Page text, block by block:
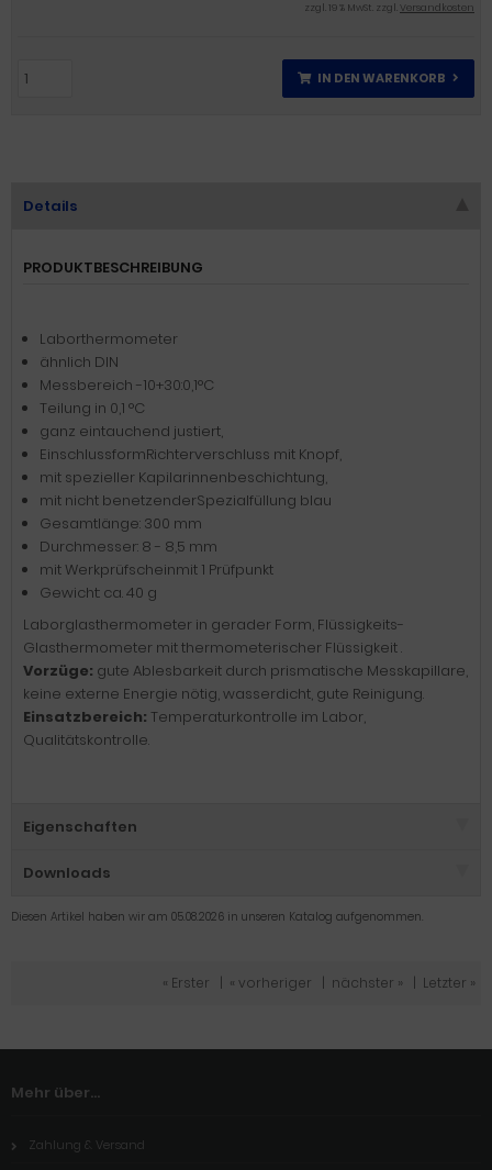
zzgl. 19 % MwSt. zzgl.Versandkosten
IN DEN WARENKORB
Details
PRODUKTBESCHREIBUNG
Laborthermometer
ähnlich DIN
Messbereich -10+30:0,1°C
Teilung in 0,1 °C
ganz eintauchend justiert,
EinschlussformRichterverschluss mit Knopf,
mit spezieller Kapilarinnenbeschichtung,
mit nicht benetzenderSpezialfüllung blau
Gesamtlänge: 300 mm
Durchmesser: 8 - 8,5 mm
mit Werkprüfscheinmit 1 Prüfpunkt
Gewicht: ca. 40 g
Laborglasthermometer in gerader Form, Flüssigkeits-
Glasthermometer mit thermometerischer Flüssigkeit .
Vorzüge: gute Ablesbarkeit durch prismatische Messkapillare,
keine externe Energie nötig, wasserdicht, gute Reinigung.
Einsatzbereich: Temperaturkontrolle im Labor,
Qualitätskontrolle.
Eigenschaften
Downloads
Diesen Artikel haben wir am 05.08.2026 in unseren Katalog aufgenommen.
« Erster « vorheriger nächster » Letzter »
Mehr über...
Zahlung & Versand